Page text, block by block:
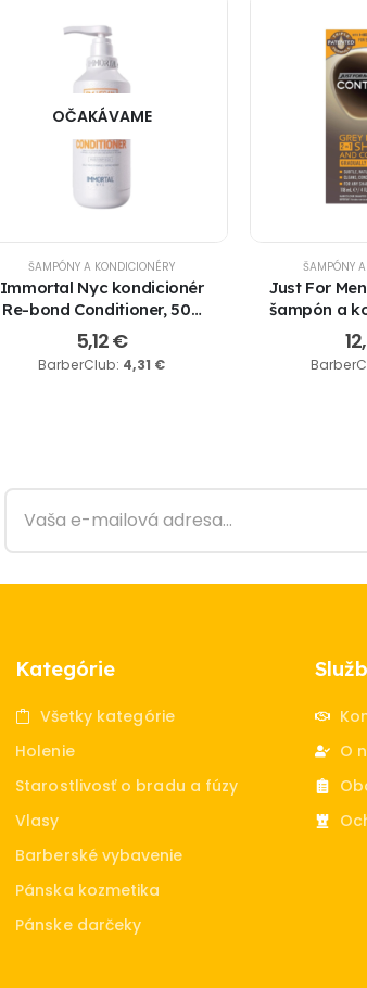
OČAKÁVAME
ŠAMPÓNY A KONDICIONÉRY
Immortal Nyc kondicionér
Re-bond Conditioner, 500
ml
5,12€
BarberClub: 4,31 €
ŠAMPÓNY
Just For
šampón a
Kategórie
Všetky kategórie
Holenie
Starostlivosť o bradu a fúzy
Vlasy
Barberské vybavenie
Pánska kozmetika
Pánske darčeky
O